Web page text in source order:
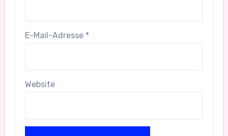
E-Mail-Adresse *
Website